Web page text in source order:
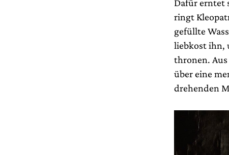
Dafür erntet
ringt
gefüllte
liebkost ihn,
thronen. Aus
über eine
drehenden